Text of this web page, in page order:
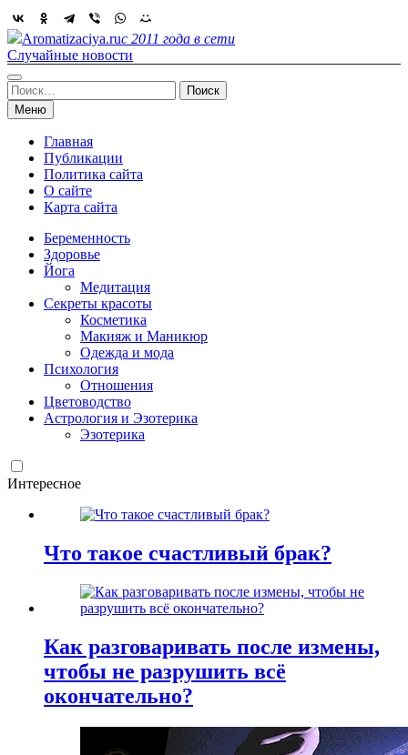
Skip
to
content
Aromatizaciya.ruс 2011 года в сети
Случайные новости
Найти:
Меню
Главная
Публикации
Политика сайта
О сайте
Карта сайта
Беременность
Здоровье
Йога
Медитация
Секреты красоты
Косметика
Макияж и Маникюр
Одежда и мода
Психология
Отношения
Цветоводство
Астрология и Эзотерика
Эзотерика
Интересное
Что такое счастливый брак?
Как разговаривать после измены,
чтобы не разрушить всё
окончательно?